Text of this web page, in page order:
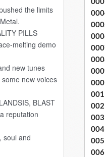
the limits
PILLS
melting demo
new tunes
new voices
BLAST
reputation
soul and